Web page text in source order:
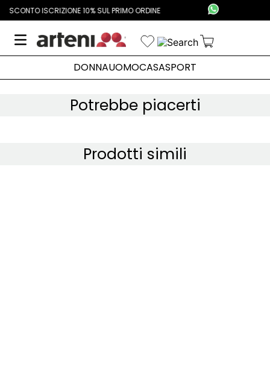
ORDINE RESO GRATUITO DALL'ITALIA
DONNAUOMOCASASPORT
Potrebbe piacerti
Prodotti simili